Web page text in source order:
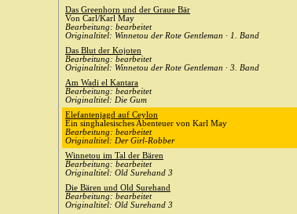
Das Greenhorn und der Graue Bär
Von Carl/Karl May
Bearbeitung: bearbeitet
Originaltitel: Winnetou der Rote Gentleman · 1. Band
Das Blut der Kojoten
Bearbeitung: bearbeitet
Originaltitel: Winnetou der Rote Gentleman · 3. Band
Am Wadi el Kantara
Bearbeitung: bearbeitet
Originaltitel: Die Gum
Elefantenjagd auf Ceylon
Ein singhalesisches Abenteuer von Karl May
Bearbeitung: bearbeitet
Originaltitel: Der Girl-Robber
Winnetou im Tal der Bären
Bearbeitung: bearbeitet
Originaltitel: Old Surehand 3
Die Bären und Old Surehand
Bearbeitung: bearbeitet
Originaltitel: Old Surehand 3